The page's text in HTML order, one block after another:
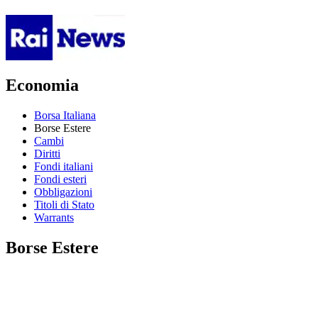
Economia
Borsa Italiana
Borse Estere
Cambi
Diritti
Fondi italiani
Fondi esteri
Obbligazioni
Titoli di Stato
Warrants
Borse Estere